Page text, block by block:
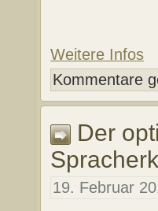
Weitere Infos
Kommentare
Der
19. Februar